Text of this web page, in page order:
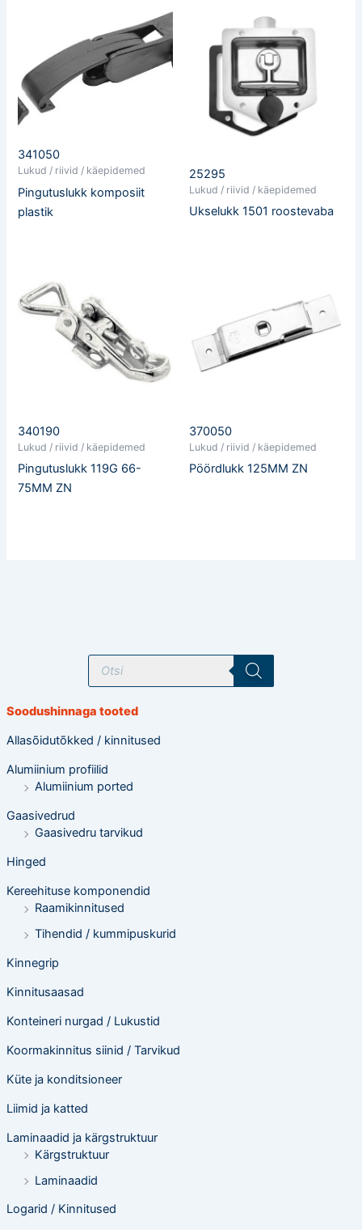
T
o
t
o
t
s
i
n
g
Soodushinnaga tooted
Allasõidutõkked / kinnitused
Alumiinium profiilid
Alumiinium ported
Gaasivedrud
Gaasivedru tarvikud
Hinged
Kereehituse komponendid
Raamikinnitused
Tihendid / kummipuskurid
Kinnegrip
Kinnitusaasad
Konteineri nurgad / Lukustid
Koormakinnitus siinid / Tarvikud
Küte ja konditsioneer
Liimid ja katted
Laminaadid ja kärgstruktuur
Kärgstruktuur
Laminaadid
Logarid / Kinnitused
341050
Lukud / riivid / käepidemed
Pingutuslukk komposiit
plastik
25295
Lukud / riivid / käepidemed
Ukselukk 1501 roostevaba
340190
Lukud / riivid / käepidemed
Pingutuslukk 119G 66-
75MM ZN
370050
Lukud / riivid / käepidemed
Pöördlukk 125MM ZN